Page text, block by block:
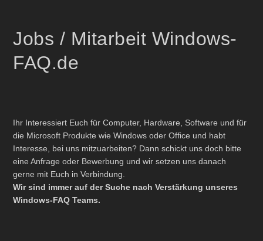
Jobs / Mitarbeit Windows-
FAQ.de
Ihr Interessiert Euch für Computer, Hardware, Software und für
die Microsoft Produkte wie Windows oder Office und habt
Interesse, bei uns mitzuarbeiten? Dann schickt uns doch bitte
eine Anfrage oder Bewerbung und wir setzen uns danach
gerne mit Euch in Verbindung.
Wir sind immer auf der Suche nach Verstärkung unseres
Windows-FAQ Teams.